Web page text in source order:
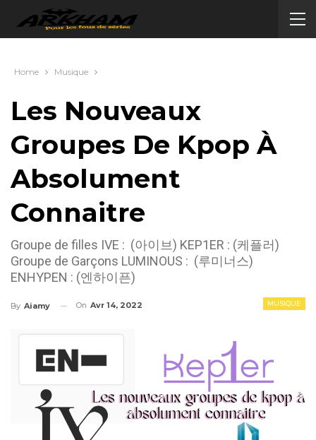
Home Musique
Les Nouveaux
Groupes De Kpop À
Absolument
Connaitre
Groupe de filles IVE : (아이브) KEP1ER : (케플러)
Groupe de Garçons LUMINOUS : (루미너스)
ENHYPEN : (엔하이픈)
MUSIQUE
By Aiamy On Avr 14, 2022